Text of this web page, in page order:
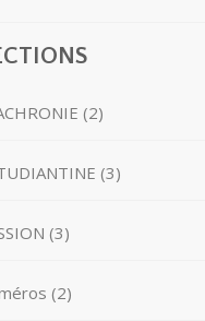
(2)
(3)
(3)
(2)